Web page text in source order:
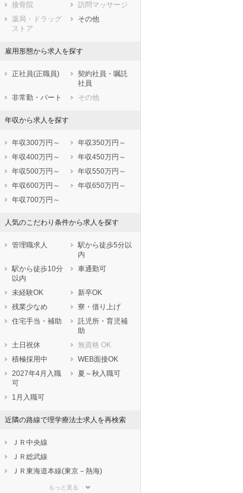
広島県
山口県
徳島県
香川県
愛媛県
熊本県
大分県
接骨院
訪問マッサージ
薬局・ドラッグ
ストア
その他
雇用形態から求人を探す
正社員(正職員)
契約社員・嘱託
社員
非常勤・パート
その他
年収から求人を探す
年収300万円～
年収350万円～
年収400万円～
年収450万円～
年収500万円～
年収550万円～
年収600万円～
年収650万円～
年収700万円～
人気のこだわり条件から求人を探す
管理職求人
駅から徒歩5分以
内
駅から徒歩10分
以内
車通勤可
未経験OK
新卒OK
残業少なめ
寮・借り上げ
住宅手当・補助
託児所・育児補
助
土日祝休
無資格 OK
積極採用中
WEB面接OK
2027年4月入職
可
夏～秋入職可
1月入職可
近隣の路線で理学療法士求人を再検索
ＪＲ中央線
ＪＲ総武線
ＪＲ東海道本線(東京－熱海)
ＪＲ京浜東北線もっと見る